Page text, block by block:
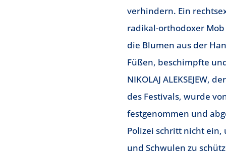
verhindern. Ein
radikal-orthodoxer
die Blumen aus der
Füßen, beschimpfte
NIKOLAJ ALEKSEJEW,
des Festivals, wurde
festgenommen und
Polizei schritt nicht ein,
und Schwulen zu